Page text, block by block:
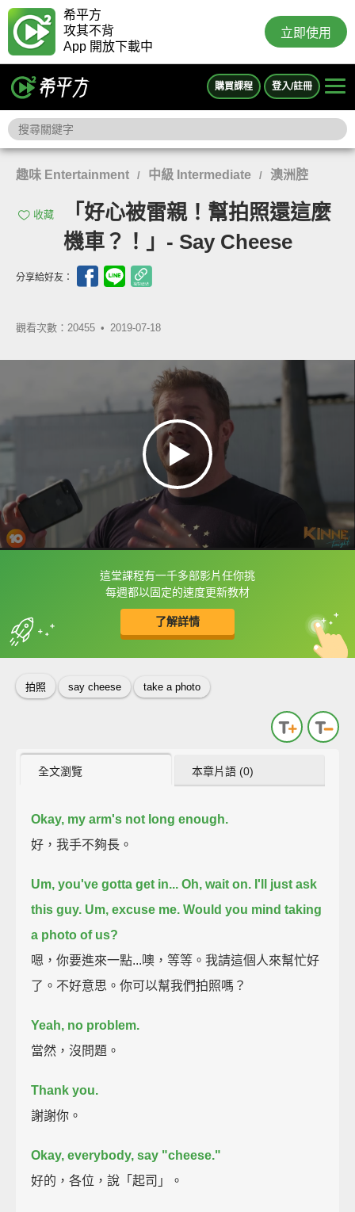
希平方
攻其不背
App 開放下載中
立即使用
購買課程 登入/註冊
趣味 Entertainment / 中級 Intermediate / 澳洲腔
收藏
「好心被雷親！幫拍照還這麼
機車？！」- Say Cheese
分享給好友：
觀看次數：20455 • 2019-07-18
這堂課程有一千多部影片任你挑
每週都以固定的速度更新教材
了解詳情
框選或點兩下字幕可以直接查字典喔！
收錄佳句 中
英
拍照 say cheese take a photo
全文瀏覽 本章片語 (0)
Okay, my arm's not long enough.
好，我手不夠長。
Um, you've gotta get in... Oh, wait on. I'll just ask
this guy. Um, excuse me. Would you mind taking
a photo of us?
嗯，你要進來一點...噢，等等。我請這個人來幫忙好
了。不好意思。你可以幫我們拍照嗎？
Yeah, no problem.
當然，沒問題。
Thank you.
謝謝你。
Okay, everybody, say "cheese."
好的，各位，說「起司」。